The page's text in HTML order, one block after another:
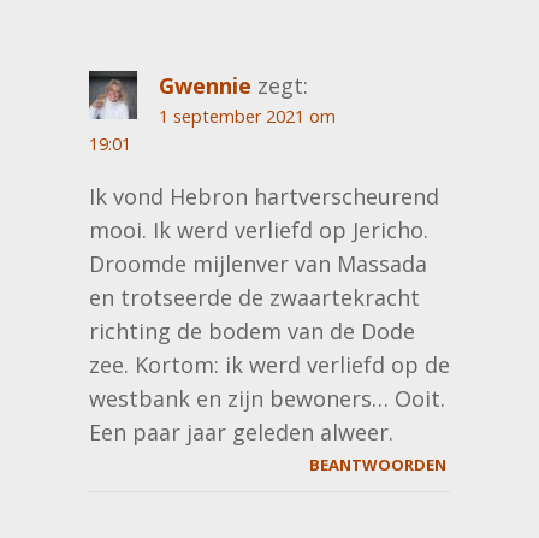
Gwennie zegt:
1 september 2021 om
19:01
Ik vond Hebron hartverscheurend
mooi. Ik werd verliefd op Jericho.
Droomde mijlenver van Massada
en trotseerde de zwaartekracht
richting de bodem van de Dode
zee. Kortom: ik werd verliefd op de
westbank en zijn bewoners… Ooit.
Een paar jaar geleden alweer.
BEANTWOORDEN